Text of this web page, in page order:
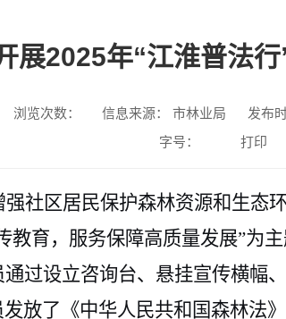
展2025年“江淮普法
浏览次数： 信息来源： 市林业局
发布
字号：
打印
区居民保护森林资源和生态
育，服务保障高质量发展”为主
过设立咨询台、悬挂宣传横幅
放了《中华人民共和国森林法